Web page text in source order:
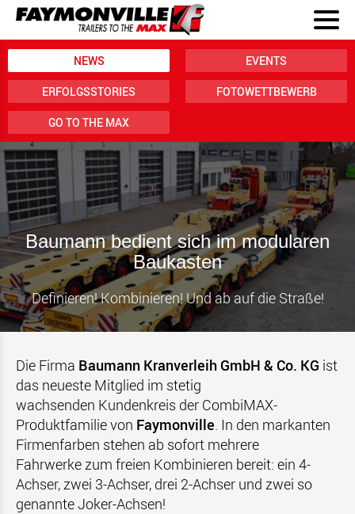
NEWS EVENTS
ERFOLGSSTORIES FOTOWETTBEWERB
GO TO THE MAX
Baumann bedient sich im modularen
Baukasten
Definieren! Kombinieren! Und ab auf die Straße!
Die Firma Baumann Kranverleih GmbH & Co. KG ist
das neueste Mitglied im stetig
wachsenden Kundenkreis der CombiMAX-
Produktfamilie von Faymonville. In den markanten
Firmenfarben stehen ab sofort mehrere
Fahrwerke zum freien Kombinieren bereit: ein 4-
Achser, zwei 3-Achser, drei 2-Achser und zwei so
genannte Joker-Achsen!